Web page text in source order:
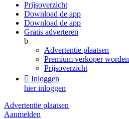
Prijsoverzicht
Download de app
Download de app
Gratis adverteren
b
Advertentie plaatsen
Premium verkoper worden
Prijsoverzicht
 Inloggen
hier inloggen
Advertentie plaatsen
Aanmelden